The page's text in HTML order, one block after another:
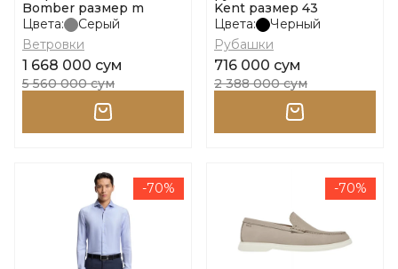
Bomber размер m
Цвета:
Серый
Ветровки
1 668 000 сум
5 560 000 сум
Kent размер 43
Цвета:
Черный
Рубашки
716 000 сум
2 388 000 сум
-70% -70%